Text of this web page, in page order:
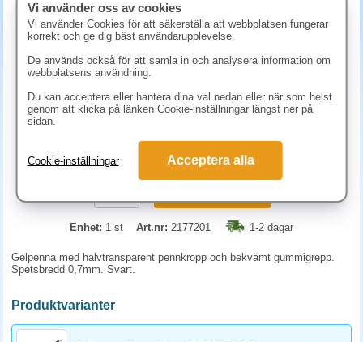
62.40 kr (inkl. moms)
Enhet: 1 st Art.nr: 2177201 1-2 dagar
Gelpenna med halvtransparent pennkropp och bekvämt gummigrepp.
Spetsbredd 0,7mm. Svart.
Produktvarianter
Vi använder oss av cookies
Vi använder Cookies för att säkerställa att webbplatsen fungerar
korrekt och ge dig bäst användarupplevelse.
De används också för att samla in och analysera information om
webbplatsens användning.
Du kan acceptera eller hantera dina val nedan eller när som helst
genom att klicka på länken Cookie-inställningar längst ner på
sidan.
Cookie-inställningar Acceptera alla